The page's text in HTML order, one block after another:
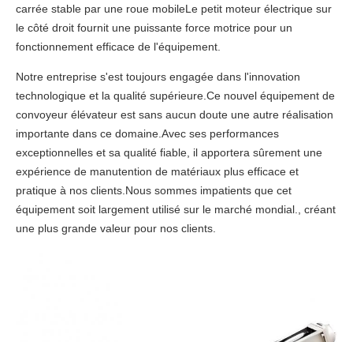
carrée stable par une roue mobileLe petit moteur électrique sur
le côté droit fournit une puissante force motrice pour un
fonctionnement efficace de l'équipement.
Notre entreprise s'est toujours engagée dans l'innovation
technologique et la qualité supérieure.Ce nouvel équipement de
convoyeur élévateur est sans aucun doute une autre réalisation
importante dans ce domaine.Avec ses performances
exceptionnelles et sa qualité fiable, il apportera sûrement une
expérience de manutention de matériaux plus efficace et
pratique à nos clients.Nous sommes impatients que cet
équipement soit largement utilisé sur le marché mondial., créant
une plus grande valeur pour nos clients.